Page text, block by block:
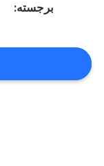
دربارهی
ما
برجسته: